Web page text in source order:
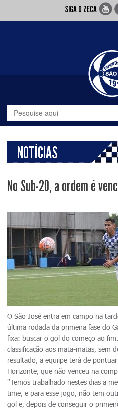
SIGA O ZECA
NOTÍCIAS
No Sub-20, a ordem é
O São José entra em campo na
última rodada da primeira fase do
fixa: buscar o gol do começo ao
classificação aos mata-matas, sem
resultado, a equiipe terá de
Horizonte, que não venceu na
"Temos trabalhado nestes dias a
time, e para esse jogo, não tem
gol e, depois de conseguir o